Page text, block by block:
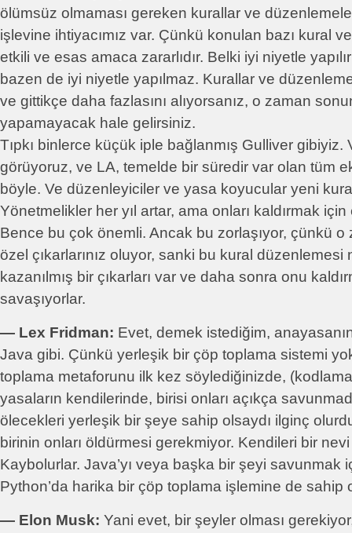
ölümsüz olmaması gereken kurallar ve
işlevine ihtiyacımız var. Çünkü konulan bazı kural
etkili ve esas amaca zararlıdır. Belki iyi niyetle
bazen de iyi niyetle yapılmaz. Kurallar ve
ve gittikçe daha fazlasını alıyorsanız, o zaman
yapamayacak hale gelirsiniz.
Tıpkı binlerce küçük iple bağlanmış Gulliver gibiyiz.
görüyoruz, ve LA, temelde bir süredir var olan tüm
böyle. Ve düzenleyiciler ve yasa koyucular yeni
Yönetmelikler her yıl artar, ama onları kaldırmak
Bence bu çok önemli. Ancak bu zorlaşıyor, çünkü o
özel çıkarlarınız oluyor, sanki bu kural düzenlemesi
kazanılmış bir çıkarları var ve daha sonra onu
savaşıyorlar.
― Lex Fridman: Evet, demek istediğim,
Java gibi. Çünkü yerleşik bir çöp toplama sistemi
toplama metaforunu ilk kez söylediğinizde, (kodlama
yasaların kendilerinde, birisi onları açıkça
ölecekleri yerleşik bir şeye sahip olsaydı ilginç
birinin onları öldürmesi gerekmiyor. Kendileri bir
Kaybolurlar. Java’yı veya başka bir şeyi savunmak
Python’da harika bir çöp toplama işlemine de sahip
― Elon Musk: Yani evet, bir şeyler olması